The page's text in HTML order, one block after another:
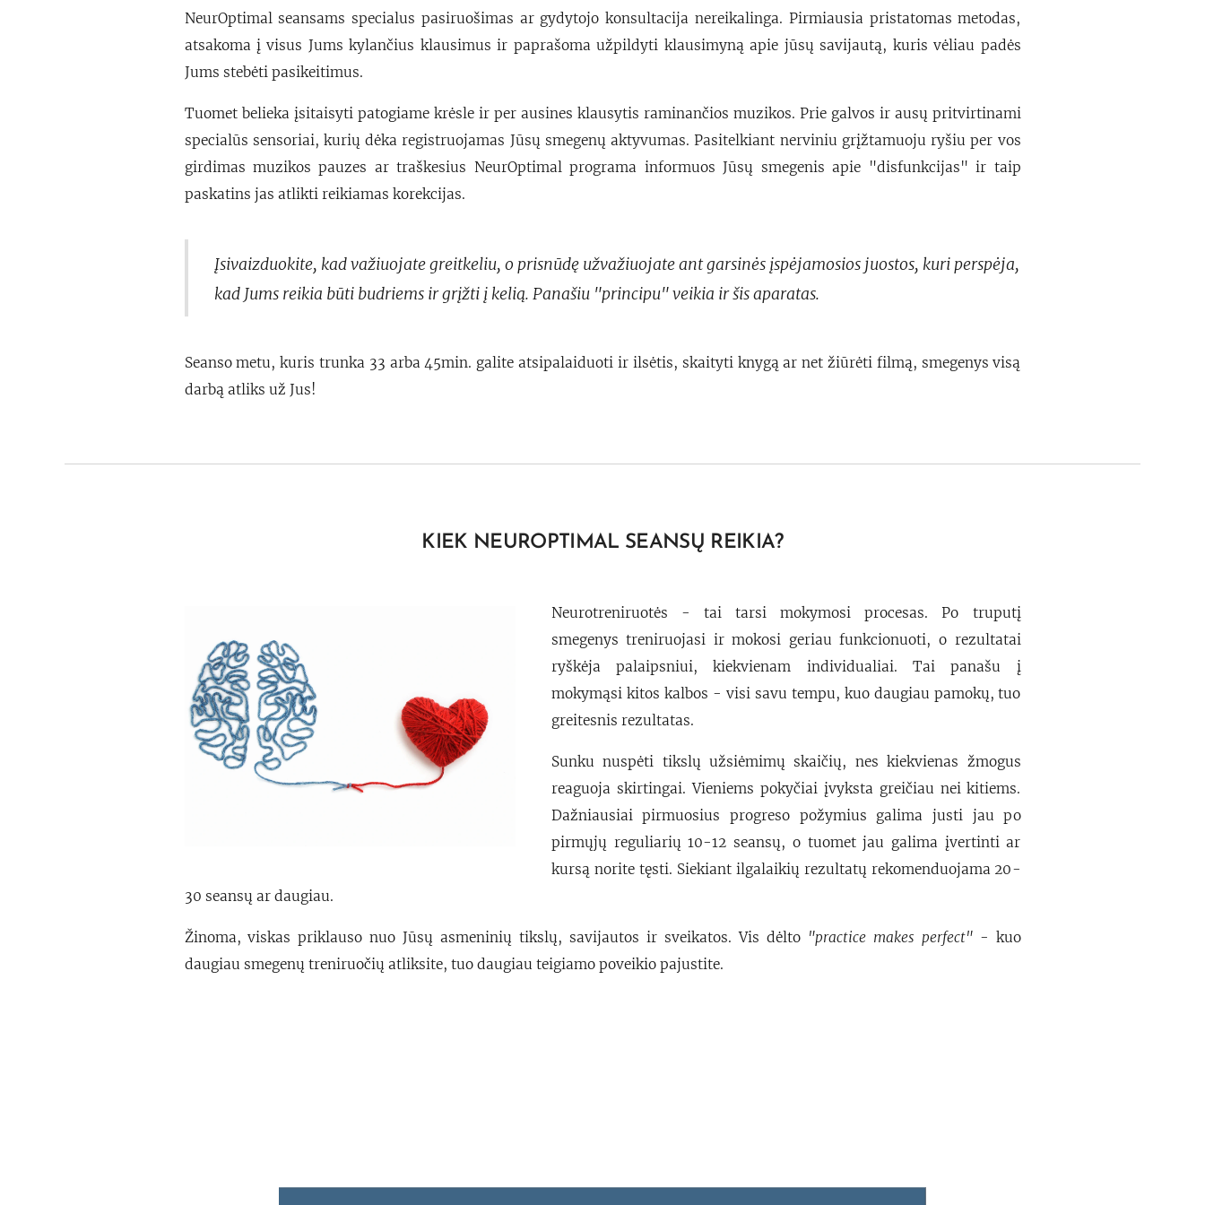
NeurOptimal seansams specialus pasiruošimas ar gydytojo konsultacija nereikalinga. Pirmiausia pristatomas metodas,
atsakoma į visus Jums kylančius klausimus ir paprašoma užpildyti klausimyną apie jūsų savijautą, kuris vėliau padės
Jums stebėti pasikeitimus.
Tuomet belieka įsitaisyti patogiame krėsle ir per ausines klausytis raminančios muzikos. Prie galvos ir ausų pritvirtinami
specialūs sensoriai, kurių dėka registruojamas Jūsų smegenų aktyvumas. Pasitelkiant nerviniu grįžtamuoju ryšiu per vos
girdimas muzikos pauzes ar traškesius NeurOptimal programa informuos Jūsų smegenis apie "disfunkcijas" ir taip
paskatins jas atlikti reikiamas korekcijas.
Įsivaizduokite, kad važiuojate greitkeliu, o prisnūdę užvažiuojate ant garsinės įspėjamosios juostos, kuri perspėja,
kad Jums reikia būti budriems ir grįžti į kelią. Panašiu "principu" veikia ir šis aparatas.
Seanso metu, kuris trunka 33 arba 45min. galite atsipalaiduoti ir ilsėtis, skaityti knygą ar net žiūrėti filmą, smegenys visą
darbą atliks už Jus!
KIEK NEUROPTIMAL SEANSŲ REIKIA?
Neurotreniruotės - tai tarsi mokymosi procesas. Po truputį
smegenys treniruojasi ir mokosi geriau funkcionuoti, o rezultatai
ryškėja palaipsniui, kiekvienam individualiai. Tai panašu į
mokymąsi kitos kalbos - visi savu tempu, kuo daugiau pamokų, tuo
greitesnis rezultatas.
Sunku nuspėti tikslų užsiėmimų skaičių, nes kiekvienas žmogus
reaguoja skirtingai. Vieniems pokyčiai įvyksta greičiau nei kitiems.
Dažniausiai pirmuosius progreso požymius galima justi jau po
pirmųjų reguliarių 10-12 seansų, o tuomet jau galima įvertinti ar
kursą norite tęsti. Siekiant ilgalaikių rezultatų rekomenduojama 20-
30 seansų ar daugiau.
Žinoma, viskas priklauso nuo Jūsų asmeninių tikslų, savijautos ir sveikatos. Vis dėlto "practice makes perfect"- kuo
daugiau smegenų treniruočių atliksite, tuo daugiau teigiamo poveikio pajustite.